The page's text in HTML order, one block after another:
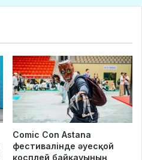
Comic Con Astana
фестивалінде әуесқой
косплей байқауының